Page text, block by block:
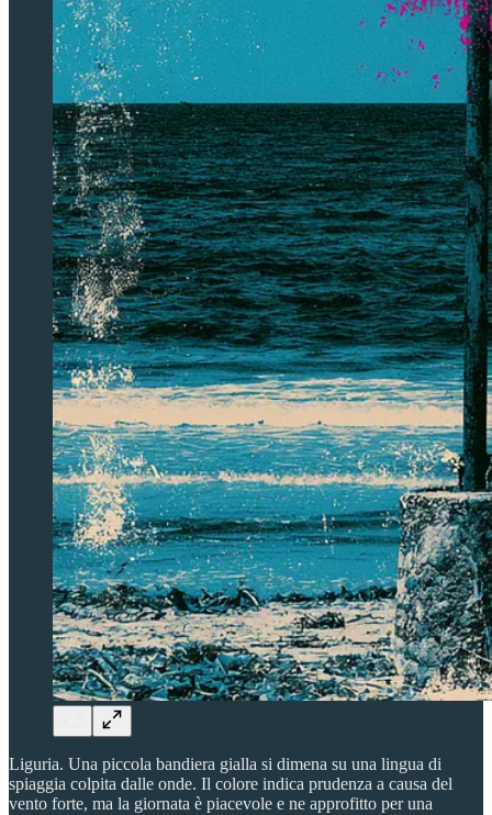
Liguria. Una piccola bandiera gialla si dimena su una lingua di
spiaggia colpita dalle onde. Il colore indica prudenza a causa del
vento forte, ma la giornata è piacevole e ne approfitto per una